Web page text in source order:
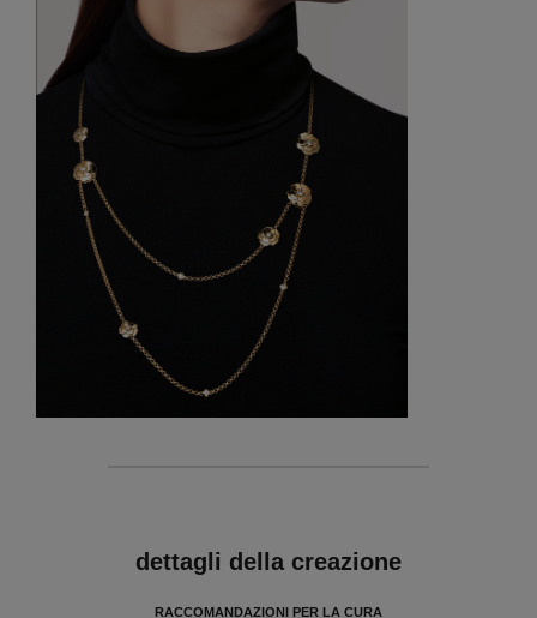
dettagli della creazione
RACCOMANDAZIONI PER LA CURA